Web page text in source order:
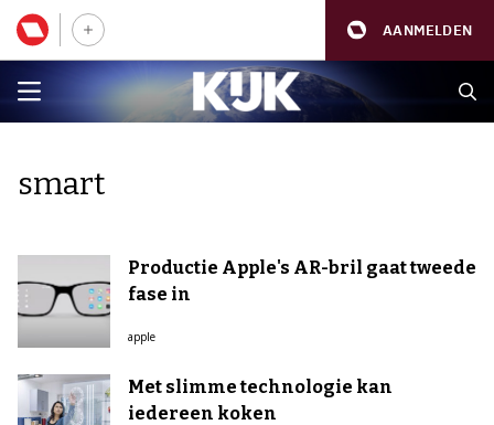
AANMELDEN
smart
Productie Apple's AR-bril gaat tweede
fase in
apple
Met slimme technologie kan
iedereen koken